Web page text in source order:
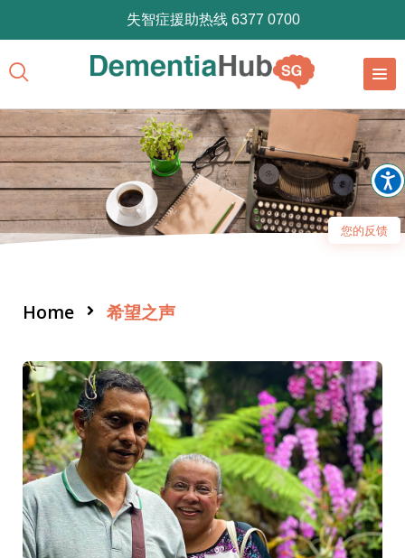
您的反馈
失智症援助热线 6377 0700
Home 希望之声